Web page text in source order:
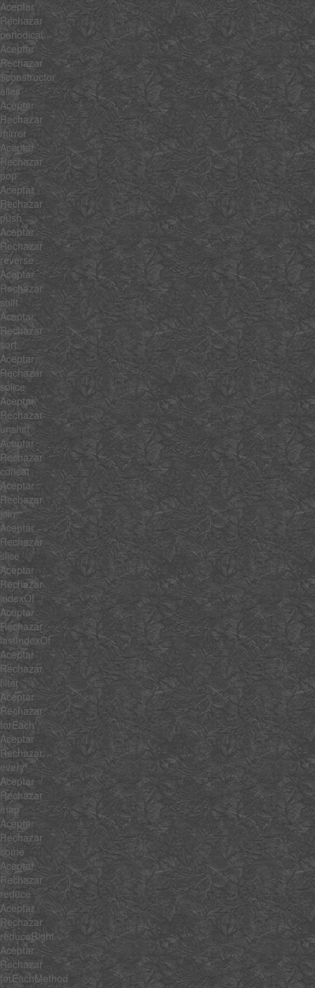
Aceptar
Rechazar
periodical
Aceptar
Rechazar
$constructor
alias
Aceptar
Rechazar
mirror
Aceptar
Rechazar
pop
Aceptar
Rechazar
push
Aceptar
Rechazar
reverse
Aceptar
Rechazar
shift
Aceptar
Rechazar
sort
Aceptar
Rechazar
splice
Aceptar
Rechazar
unshift
Aceptar
Rechazar
concat
Aceptar
Rechazar
join
Aceptar
Rechazar
slice
Aceptar
Rechazar
indexOf
Aceptar
Rechazar
lastIndexOf
Aceptar
Rechazar
filter
Aceptar
Rechazar
forEach
Aceptar
Rechazar
every
Aceptar
Rechazar
map
Aceptar
Rechazar
some
Aceptar
Rechazar
reduce
Aceptar
Rechazar
reduceRight
Aceptar
Rechazar
forEachMethod